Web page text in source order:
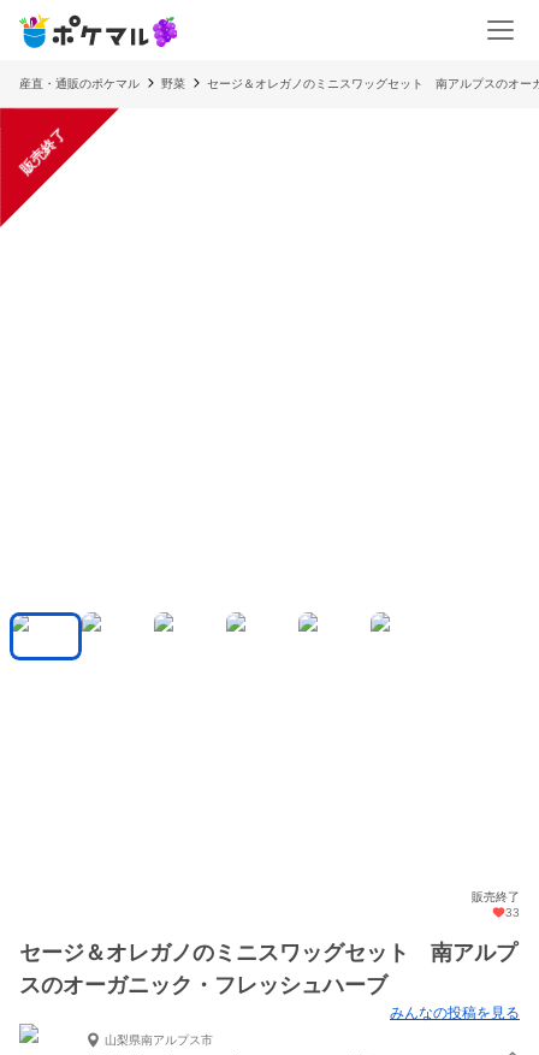
産直・通販のポケマル 野菜 セージ＆オレガノのミニスワッグセット 南アルプスのオー
販売終了
販売終了
33
セージ＆オレガノのミニスワッグセット 南アルプ
スのオーガニック・フレッシュハーブ
みんなの投稿を見る
山梨県南アルプス市